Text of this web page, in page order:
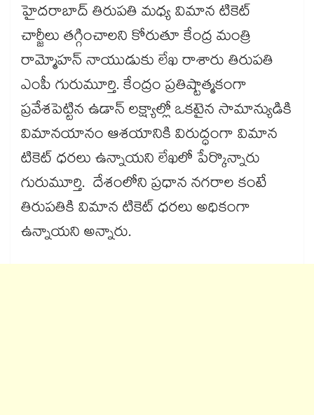
హైదరాబాద్ తిరుపతి మధ్య విమాన టికెట్
చార్జీలు తగ్గించాలని కోరుతూ కేంద్ర మంత్రి
రామ్మోహన్ నాయుడుకు లేఖ రాశారు తిరుపతి
ఎంపీ గురుమూర్తి. కేంద్రం ప్రతిష్టాత్మకంగా
ప్రవేశపెట్టిన ఉడాన్ లక్ష్యాల్లో ఒకటైన సామాన్యుడికి
విమానయానం ఆశయానికి విరుద్ధంగా విమాన
టికెట్ ధరలు ఉన్నాయని లేఖలో పేర్కొన్నారు
గురుమూర్తి. దేశంలోని ప్రధాన నగరాల కంటే
తిరుపతికి విమాన టికెట్ ధరలు అధికంగా
ఉన్నాయని అన్నారు.